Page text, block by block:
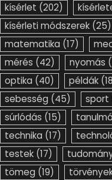
kísérlet (202)
kísérleti módszerek (25)
matematika (17)
mérés (42) nyomás
optika (40) példák
sebesség (45) sport
súrlódás (15)
technika (17)
testek (17)
tömeg (19)